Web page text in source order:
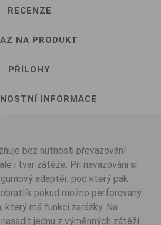
RECENZE
NA PRODUKT
PŘÍLOHY
INFORMACE
bez nutnosti převazování
i tvar zátěže. Při navazováni si
adaptér, pod který pak
pokud možno perforovaný
který má funkci zarážky. Na
jednu z výměnných zátěží